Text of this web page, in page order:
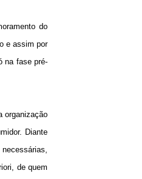
do
e assim por
na fase pré-
organização
Diante
de quem